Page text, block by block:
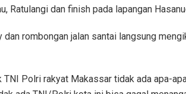
Ratulangi dan finish pada lapangan
rombongan jalan santai langsung
TNI Polri rakyat Makassar tidak ada apa-